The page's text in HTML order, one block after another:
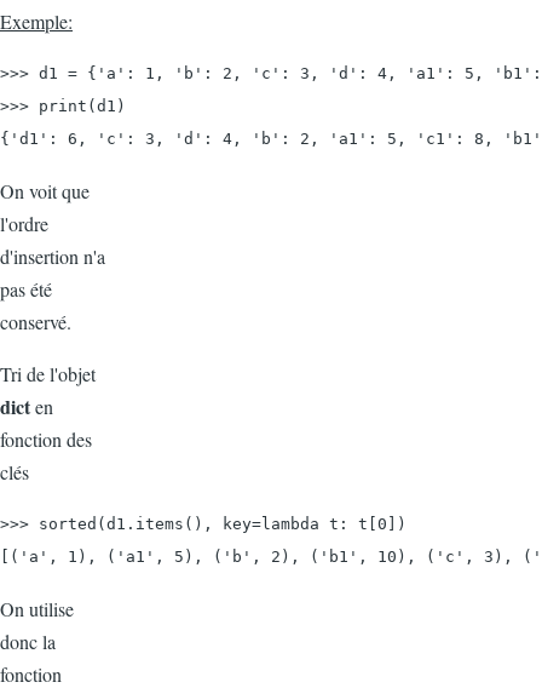
Exemple:
>>> d1 = {'a': 1, 'b': 2, 'c': 3, 'd': 4, 'a1': 5,
>>> print(d1)
{'d1': 6, 'c': 3, 'd': 4, 'b': 2, 'a1': 5, 'c1': 8,
On voit que
l'ordre
d'insertion n'a
pas été
conservé.
Tri de l'objet
dicten
fonction des
clés
>>> sorted(d1.items(), key=lambda t: t[0])
[('a', 1), ('a1', 5), ('b', 2), ('b1', 10), ('c', 3),
On utilise
donc la
fonction